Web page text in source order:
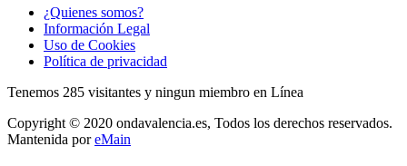
¿Quienes somos?
Información Legal
Uso de Cookies
Política de privacidad
Tenemos 285 visitantes y ningun miembro en Línea
Copyright © 2020 ondavalencia.es, Todos los derechos reservados.
Mantenida poreMain